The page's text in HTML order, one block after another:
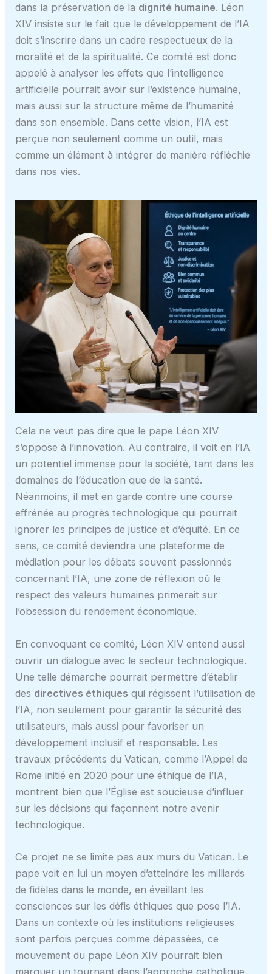
dans la préservation de la dignité humaine. Léon
XIV insiste sur le fait que le développement de l’IA
doit s’inscrire dans un cadre respectueux de la
moralité et de la spiritualité. Ce comité est donc
appelé à analyser les effets que l’intelligence
artificielle pourrait avoir sur l’existence humaine,
mais aussi sur la structure même de l’humanité
dans son ensemble. Dans cette vision, l’IA est
perçue non seulement comme un outil, mais
comme un élément à intégrer de manière réfléchie
dans nos vies.
Cela ne veut pas dire que le pape Léon XIV
s’oppose à l’innovation. Au contraire, il voit en l’IA
un potentiel immense pour la société, tant dans les
domaines de l’éducation que de la santé.
Néanmoins, il met en garde contre une course
effrénée au progrès technologique qui pourrait
ignorer les principes de justice et d’équité. En ce
sens, ce comité deviendra une plateforme de
médiation pour les débats souvent passionnés
concernant l’IA, une zone de réflexion où le
respect des valeurs humaines primerait sur
l’obsession du rendement économique.
En convoquant ce comité, Léon XIV entend aussi
ouvrir un dialogue avec le secteur technologique.
Une telle démarche pourrait permettre d’établir
des directives éthiques qui régissent l’utilisation de
l’IA, non seulement pour garantir la sécurité des
utilisateurs, mais aussi pour favoriser un
développement inclusif et responsable. Les
travaux précédents du Vatican, comme l’Appel de
Rome initié en 2020 pour une éthique de l’IA,
montrent bien que l’Église est soucieuse d’influer
sur les décisions qui façonnent notre avenir
technologique.
Ce projet ne se limite pas aux murs du Vatican. Le
pape voit en lui un moyen d’atteindre les milliards
de fidèles dans le monde, en éveillant les
consciences sur les défis éthiques que pose l’IA.
Dans un contexte où les institutions religieuses
sont parfois perçues comme dépassées, ce
mouvement du pape Léon XIV pourrait bien
marquer un tournant dans l’approche catholique